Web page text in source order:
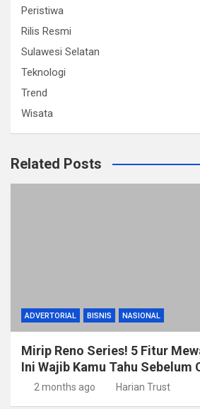
Peristiwa
Rilis Resmi
Sulawesi Selatan
Teknologi
Trend
Wisata
Related Posts
ADVERTORIAL BISNIS NASIONAL
Mirip Reno Series! 5 Fitur
Ini Wajib Kamu Tahu Sebelum
2 months ago Harian Trust